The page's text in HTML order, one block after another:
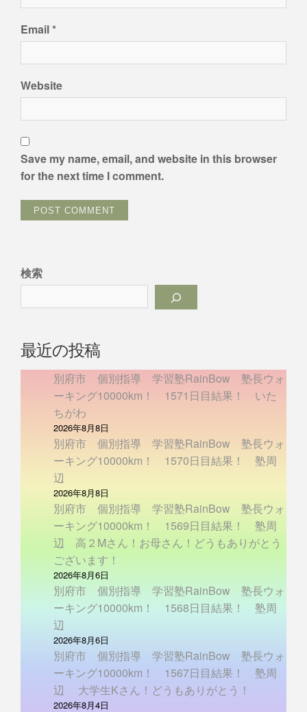
Email*
Website
Save my name, email, and website in this browser
for the next time I comment.
検索
最近の投稿
別府市 個別指導 学習塾RainBow 塾長ウォ
ーキング10000km！ 1571日目結果！ いた
ちがわ
2026年8月8日
別府市 個別指導 学習塾RainBow 塾長ウォ
ーキング10000km！ 1570日目結果！ 塾周
辺
2026年8月8日
別府市 個別指導 学習塾RainBow 塾長ウォ
ーキング10000km！ 1569日目結果！ 塾周
辺 高２Mさん！お母さん！どうもありがとう
ございます！
2026年8月6日
別府市 個別指導 学習塾RainBow 塾長ウォ
ーキング10000km！ 1568日目結果！ 塾周
辺
2026年8月6日
別府市 個別指導 学習塾RainBow 塾長ウォ
ーキング10000km！ 1567日目結果！ 塾周
辺 大学生Kさん！どうもありがとう！
2026年8月4日